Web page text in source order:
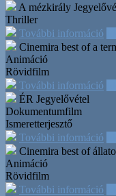
A mézkirály
Thriller
További információ
Cinemira best of a
Animáció
Rövidfilm
További információ
ÉR Jegyelővétel
Dokumentumfilm
Ismeretterjesztő
További információ
Cinemira best of
Animáció
Rövidfilm
További információ